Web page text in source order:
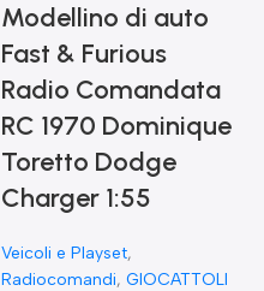
Modellino di auto
Fast & Furious
Radio Comandata
RC 1970 Dominique
Toretto Dodge
Charger 1:55
Veicoli e Playset,
Radiocomandi, GIOCATTOLI